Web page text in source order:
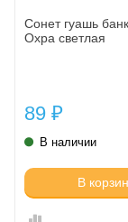
Сонет гуашь
Охра светлая
89 ₽
В наличии
В